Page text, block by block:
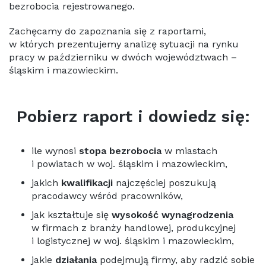
bezrobocia rejestrowanego.
Zachęcamy do zapoznania się z raportami,
w których prezentujemy analizę sytuacji na rynku
pracy w październiku w dwóch województwach –
śląskim i mazowieckim.
Pobierz raport i dowiedz się:
ile wynosi stopa bezrobociaw miastach
i powiatach w woj. śląskim i mazowieckim,
jakich kwalifikacji najczęściej poszukują
pracodawcy wśród pracowników,
jak kształtuje się wysokość wynagrodzenia
w firmach z branży handlowej, produkcyjnej
i logistycznej w woj. śląskim i mazowieckim,
jakie działaniapodejmują firmy, aby radzić sobie